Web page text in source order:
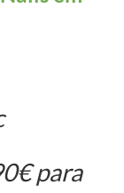
para